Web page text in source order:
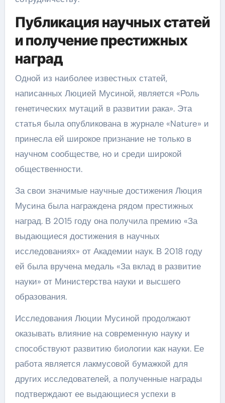
Публикация научных статей
и получение престижных
наград
Одной из наиболее известных статей,
написанных Люцией Мусиной, является «Роль
генетических мутаций в развитии рака». Эта
статья была опубликована в журнале «Nature» и
принесла ей широкое признание не только в
научном сообществе, но и среди широкой
общественности.
За свои значимые научные достижения Люция
Мусина была награждена рядом престижных
наград. В 2015 году она получила премию «За
выдающиеся достижения в научных
исследованиях» от Академии наук. В 2018 году
ей была вручена медаль «За вклад в развитие
науки» от Министерства науки и высшего
образования.
Исследования Люции Мусиной продолжают
оказывать влияние на современную науку и
способствуют развитию биологии как науки. Ее
работа является лакмусовой бумажкой для
других исследователей, а полученные награды
подтверждают ее выдающиеся успехи в